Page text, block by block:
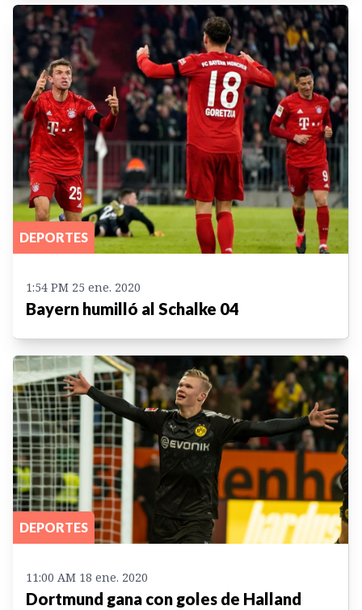
DEPORTES
1:54 PM 25 ene. 2020
Bayern humilló al Schalke 04
DEPORTES
11:00 AM 18 ene. 2020
Dortmund gana con goles de Halland